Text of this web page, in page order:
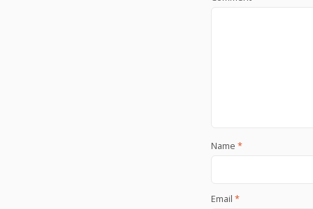
Name *
Email *